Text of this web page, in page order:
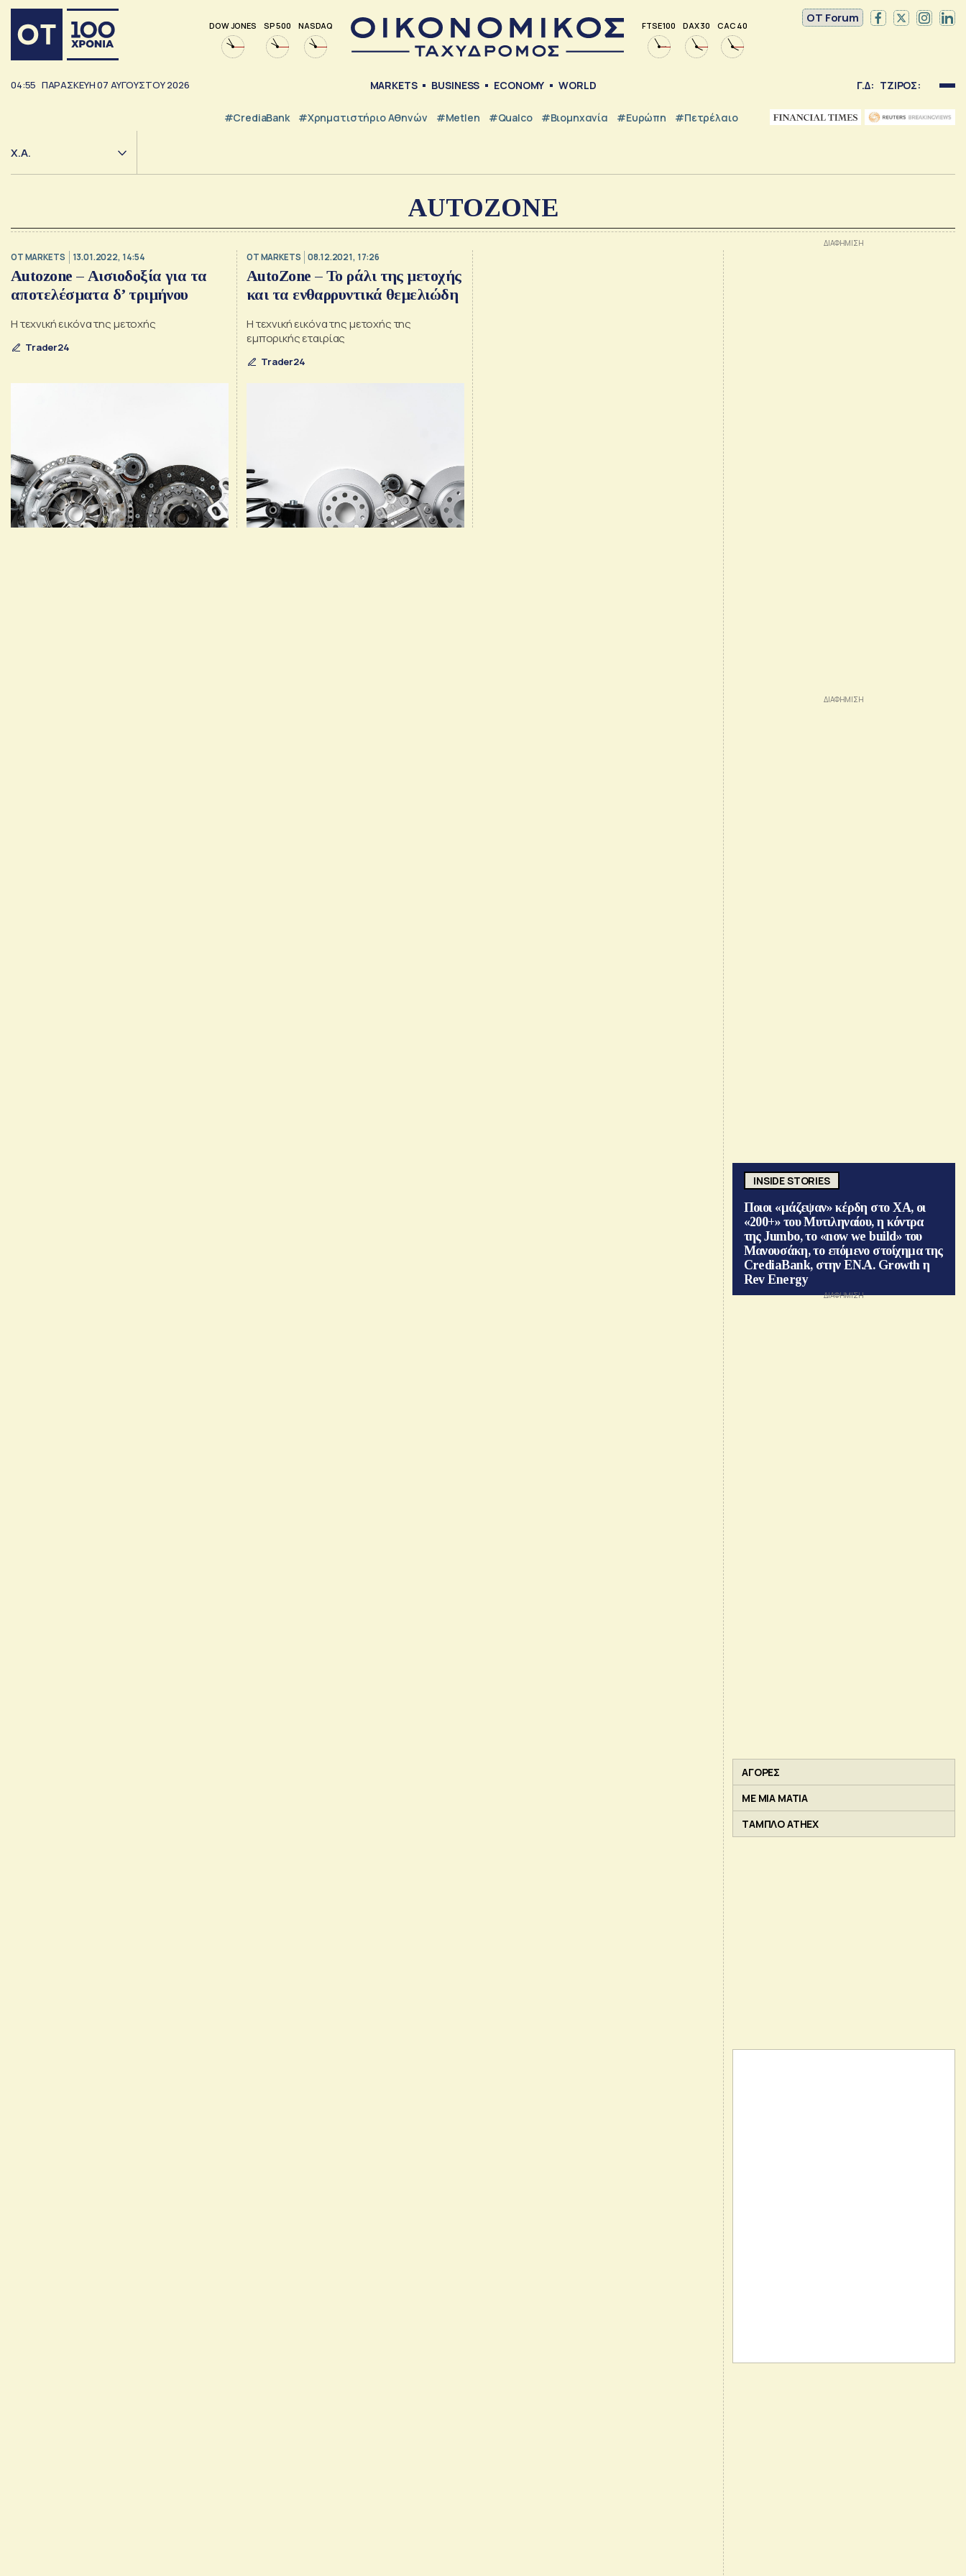
DOW JONES SP 500 NASDAQ FTSE 100 DAX 30 CAC 40
OT Forum
04:55 ΠΑΡΑΣΚΕΥΗ07 ΑΥΓΟΥΣΤΟΥ2026 MARKETS BUSINESS ECONOMY WORLD Γ.Δ: ΤΖΙΡΟΣ:
#CrediaBank #Χρηματιστήριο Αθηνών #metlen #Qualco #Βιομηχανία #Ευρώπη #Πετρέλαιο
Χ.Α.
AUTOZONE
OT MARKETS 13.01.2022, 14:54
Autozone – Αισιοδοξία για τα
αποτελέσματα δ’ τριμήνου
H τεχνική εικόνα της μετοχής
Trader24
OT MARKETS 08.12.2021, 17:26
AutoZone – Το ράλι της μετοχής
και τα ενθαρρυντικά θεμελιώδη
H τεχνική εικόνα της μετοχής της
εμπορικής εταιρίας
Trader24
INSIDE STORIES
Ποιοι «μάζεψαν» κέρδη στο ΧΑ, οι
«200+» του Μυτιληναίου, η κόντρα
της Jumbo, το «now we build» του
Μανουσάκη, το επόμενο στοίχημα της
CrediaBank, στην ΕΝ.Α. Growth η
Rev Energy
ΑΓΟΡΕΣ
ΜΕ ΜΙΑ ΜΑΤΙΑ
ΤΑΜΠΛΟ ATHEX